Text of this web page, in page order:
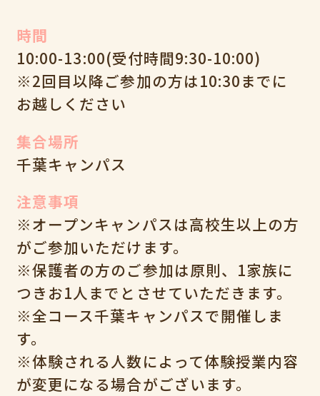
時間
10:00-13:00(受付時間9:30-10:00)
※2回目以降ご参加の方は10:30までに
お越しください
集合場所
千葉キャンパス
注意事項
※オープンキャンパスは高校生以上の方
がご参加いただけます。
※保護者の方のご参加は原則、1家族に
つきお1人までとさせていただきます。
※全コース千葉キャンパスで開催しま
す。
※体験される人数によって体験授業内容
が変更になる場合がございます。